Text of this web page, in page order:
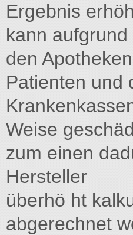
Ergebnis
kann aufgrund
den
Patienten und
Weise
zum einen
Hersteller
überhö ht
abgerechnet